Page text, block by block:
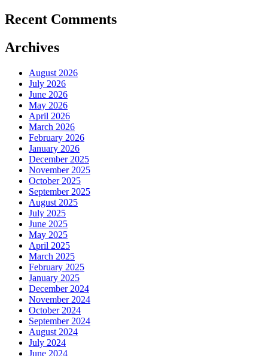
Recent Comments
Archives
August 2026
July 2026
June 2026
May 2026
April 2026
March 2026
February 2026
January 2026
December 2025
November 2025
October 2025
September 2025
August 2025
July 2025
June 2025
May 2025
April 2025
March 2025
February 2025
January 2025
December 2024
November 2024
October 2024
September 2024
August 2024
July 2024
June 2024